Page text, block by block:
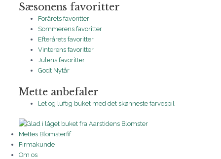
Sæsonens favoritter
Forårets favoritter
Sommerens favoritter
Efterårets favoritter
Vinterens favoritter
Julens favoritter
Godt Nytår
Mette anbefaler
Let og luftig buket med det skønneste farvespil
Mettes Blomsterfif
Firmakunde
Om os